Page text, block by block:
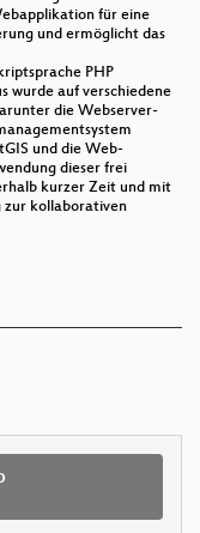
für eine
und ermöglicht das
PHP
wurde auf verschiedene
die Webserver-
und die Web-
dieser frei
kurzer Zeit und mit
zur kollaborativen